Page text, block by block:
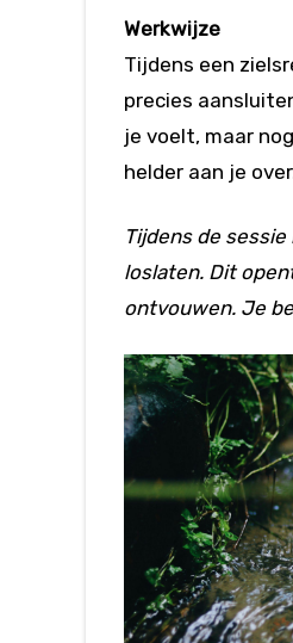
Werkwijze
Tijdens een
precies
je voelt, maar
helder aan je
Tijdens de
loslaten. Dit
ontvouwen. Je